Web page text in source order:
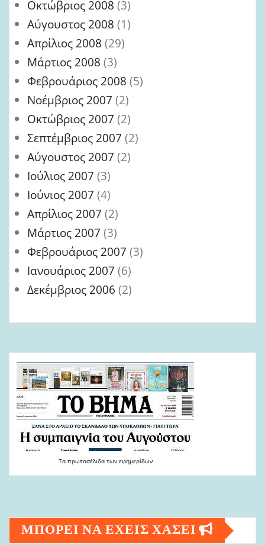
Οκτώβριος 2008 (3)
Αύγουστος 2008 (1)
Απρίλιος 2008 (29)
Μάρτιος 2008 (3)
Φεβρουάριος 2008 (5)
Νοέμβριος 2007 (2)
Οκτώβριος 2007 (2)
Σεπτέμβριος 2007 (2)
Αύγουστος 2007 (2)
Ιούλιος 2007 (3)
Ιούνιος 2007 (4)
Απρίλιος 2007 (2)
Μάρτιος 2007 (3)
Φεβρουάριος 2007 (3)
Ιανουάριος 2007 (6)
Δεκέμβριος 2006 (2)
Τα πρωτοσέλιδα των εφημερίδων
ΜΠΟΡΕΙ ΝΑ ΕΧΕΙΣ ΧΑΣΕΙ